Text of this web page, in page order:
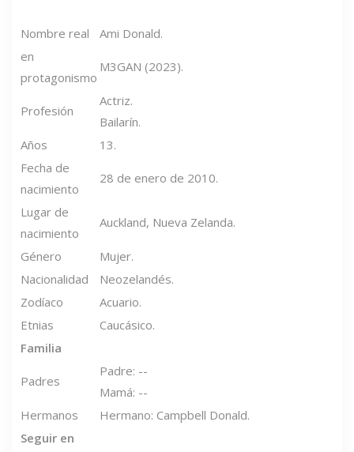
Nombre real
Ami Donald.
en
protagonismo
M3GAN (2023).
Profesión
Actriz.
Bailarín.
Años
13.
Fecha de
nacimiento
28 de enero de 2010.
Lugar de
nacimiento
Auckland, Nueva Zelanda.
Género
Mujer.
Nacionalidad
Neozelandés.
Zodíaco
Acuario.
Etnias
Caucásico.
Familia
Padres
Padre: --
Mamá: --
Hermanos
Hermano: Campbell Donald.
Seguir en